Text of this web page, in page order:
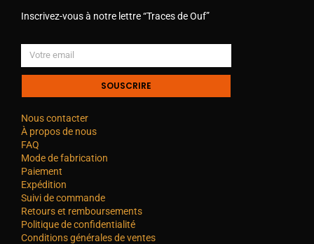
Inscrivez-vous à notre lettre “Traces de Ouf”
SOUSCRIRE
Nous contacter
À propos de nous
FAQ
Mode de fabrication
Paiement
Expédition
Suivi de commande
Retours et remboursements
Politique de confidentialité
Conditions générales de ventes